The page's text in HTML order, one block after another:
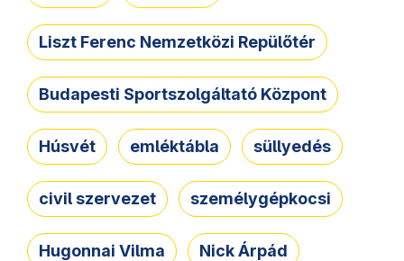
Liszt Ferenc Nemzetközi Repülőtér
Budapesti Sportszolgáltató Központ
Húsvét emléktábla süllyedés
civil szervezet személygépkocsi
Hugonnai Vilma Nick Árpád